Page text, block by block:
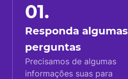
01.
Responda algumas
perguntas
Precisamos de algumas
informações suas para